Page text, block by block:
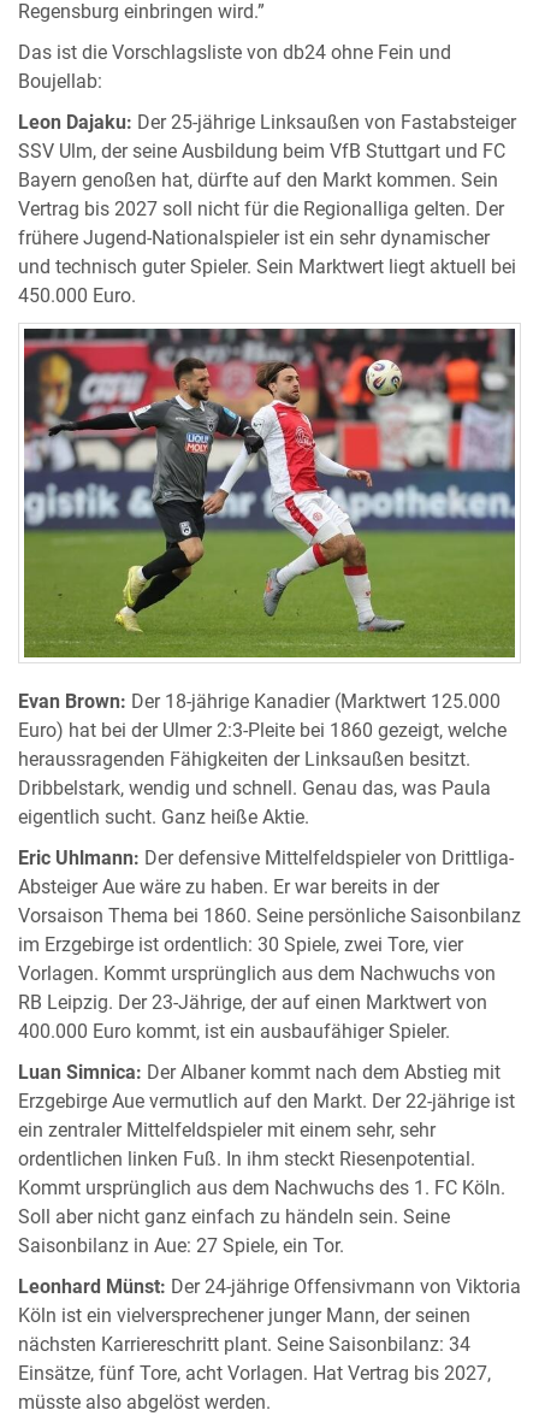
Regensburg einbringen wird.”
Das ist die Vorschlagsliste von db24 ohne Fein und
Boujellab:
Leon Dajaku: Der 25-jährige Linksaußen von Fastabsteiger
SSV Ulm, der seine Ausbildung beim VfB Stuttgart und FC
Bayern genoßen hat, dürfte auf den Markt kommen. Sein
Vertrag bis 2027 soll nicht für die Regionalliga gelten. Der
frühere Jugend-Nationalspieler ist ein sehr dynamischer
und technisch guter Spieler. Sein Marktwert liegt aktuell bei
450.000 Euro.
Evan Brown: Der 18-jährige Kanadier (Marktwert 125.000
Euro) hat bei der Ulmer 2:3-Pleite bei 1860 gezeigt, welche
heraussragenden Fähigkeiten der Linksaußen besitzt.
Dribbelstark, wendig und schnell. Genau das, was Paula
eigentlich sucht. Ganz heiße Aktie.
Eric Uhlmann: Der defensive Mittelfeldspieler von Drittliga-
Absteiger Aue wäre zu haben. Er war bereits in der
Vorsaison Thema bei 1860. Seine persönliche Saisonbilanz
im Erzgebirge ist ordentlich: 30 Spiele, zwei Tore, vier
Vorlagen. Kommt ursprünglich aus dem Nachwuchs von
RB Leipzig. Der 23-Jährige, der auf einen Marktwert von
400.000 Euro kommt, ist ein ausbaufähiger Spieler.
Luan Simnica: Der Albaner kommt nach dem Abstieg mit
Erzgebirge Aue vermutlich auf den Markt. Der 22-jährige ist
ein zentraler Mittelfeldspieler mit einem sehr, sehr
ordentlichen linken Fuß. In ihm steckt Riesenpotential.
Kommt ursprünglich aus dem Nachwuchs des 1. FC Köln.
Soll aber nicht ganz einfach zu händeln sein. Seine
Saisonbilanz in Aue: 27 Spiele, ein Tor.
Leonhard Münst: Der 24-jährige Offensivmann von Viktoria
Köln ist ein vielversprechener junger Mann, der seinen
nächsten Karriereschritt plant. Seine Saisonbilanz: 34
Einsätze, fünf Tore, acht Vorlagen. Hat Vertrag bis 2027,
müsste also abgelöst werden.